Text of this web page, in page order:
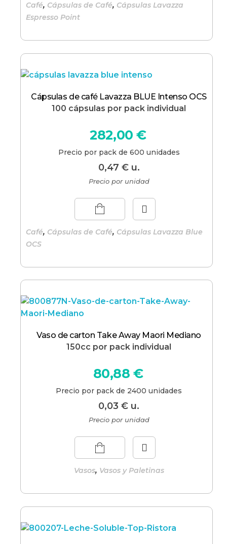
Café, Cápsulas de Café, Cápsulas Lavazza
Espresso Point
Cápsulas de café Lavazza BLUE Intenso OCS
100 cápsulas por pack individual
0,47 €u.
282,00€
Precio por pack de 600 unidades
Café, Cápsulas de Café, Cápsulas Lavazza Blue
OCS
Precio por unidad
Vaso de carton Take Away Maori Mediano
150cc por pack individual
0,03€ u.
80,88 €
Precio por pack de 2400 unidades
Vasos, Vasos y Paletinas
Precio por unidad